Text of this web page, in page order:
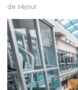
de séjour.